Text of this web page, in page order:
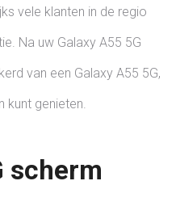
vele klanten in de regio
Na uw Galaxy A55 5G
van een Galaxy A55 5G,
kunt genieten.
scherm